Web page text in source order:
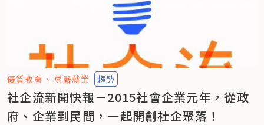
優質教育 尊嚴就業 趨勢
社企流新聞快報－2015社會企業元年，從政
府、企業到民間，一起開創社企聚落！